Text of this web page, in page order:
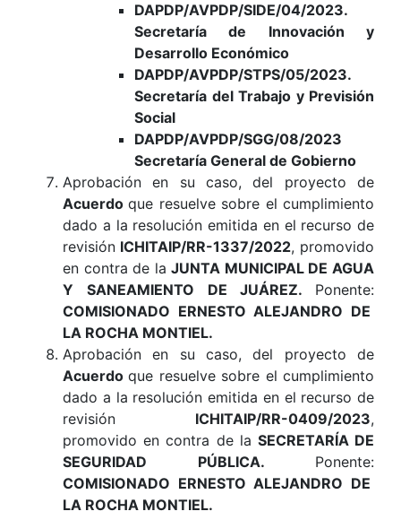
DAPDP/AVPDP/SIDE/04/2023.
Secretaría de Innovación y
Desarrollo Económico
DAPDP/AVPDP/STPS/05/2023.
Secretaría del Trabajo y Previsión
Social
DAPDP/AVPDP/SGG/08/2023
Secretaría General de Gobierno
Aprobación en su caso, del proyecto de
Acuerdoque resuelve sobre el cumplimiento
dado a la resolución emitida en el recurso de
revisión ICHITAIP/RR-1337/2022, promovido
en contra de laJUNTA MUNICIPAL DE AGUA
Y SANEAMIENTO DE JUÁREZ. Ponente:
COMISIONADO ERNESTO ALEJANDRO DE
LA ROCHA MONTIEL.
Aprobación en su caso, del proyecto de
Acuerdoque resuelve sobre el cumplimiento
dado a la resolución emitida en el recurso de
revisión ICHITAIP/RR-0409/2023,
promovido en contra de la SECRETARÍA DE
SEGURIDAD PÚBLICA. Ponente:
COMISIONADO ERNESTO ALEJANDRO DE
LA ROCHA MONTIEL.